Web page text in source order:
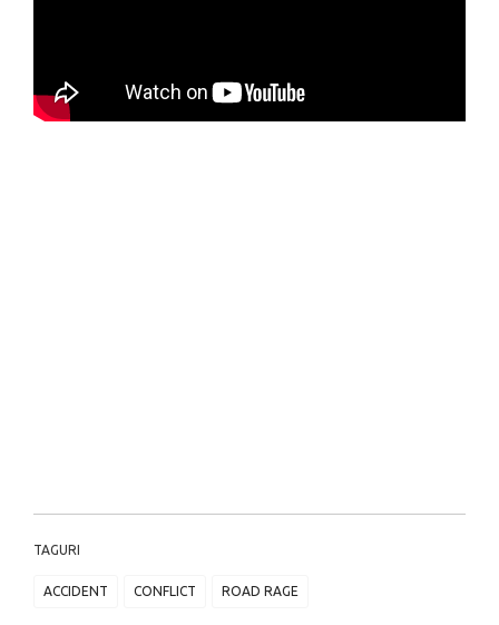
TAGURI
ACCIDENT CONFLICT ROAD RAGE